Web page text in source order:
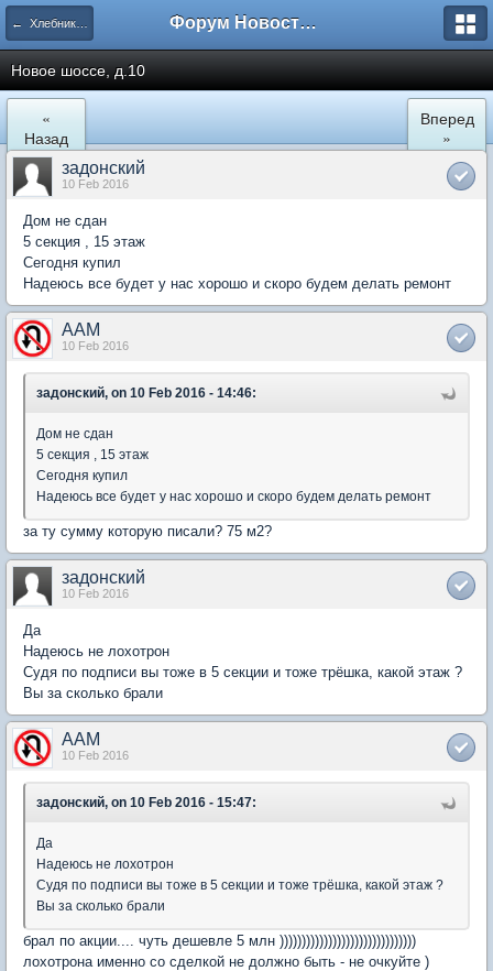
← Хлебниково Форум Новостройки
Новое шоссе, д.10
«
Назад
Вперед
»
задонский
10 Feb 2016
Дом не сдан
5 секция , 15 этаж
Сегодня купил
Надеюсь все будет у нас хорошо и скоро будем делать ремонт
AAM
10 Feb 2016
задонский, on 10 Feb 2016 - 14:46:
Дом не сдан
5 секция , 15 этаж
Сегодня купил
Надеюсь все будет у нас хорошо и скоро будем делать ремонт
за ту сумму которую писали? 75 м2?
задонский
10 Feb 2016
Да
Надеюсь не лохотрон
Судя по подписи вы тоже в 5 секции и тоже трёшка, какой этаж ?
Вы за сколько брали
AAM
10 Feb 2016
задонский, on 10 Feb 2016 - 15:47:
Да
Надеюсь не лохотрон
Судя по подписи вы тоже в 5 секции и тоже трёшка, какой этаж ?
Вы за сколько брали
брал по акции.... чуть дешевле 5 млн )))))))))))))))))))))))))))))))
лохотрона именно со сделкой не должно быть - не очкуйте )